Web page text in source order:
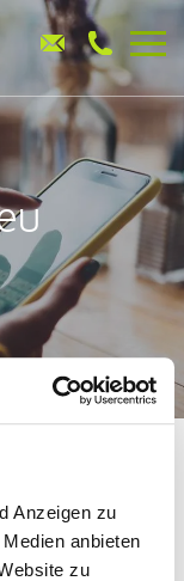
Anzeigen zu
anbieten
zu